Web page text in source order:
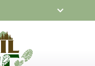
BARON
Fermer